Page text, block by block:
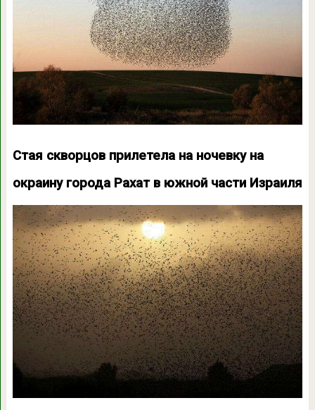
Стая скворцов прилетела на ночевку на
окраину города Рахат в южной части Израиля